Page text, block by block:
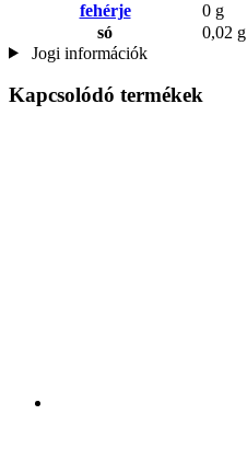
fehérje
0 g
só
0,02 g
Jogi információk
Kapcsolódó termékek